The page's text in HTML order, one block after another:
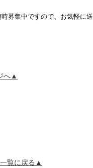
募集中ですので、お気軽に送
へ▲
覧に戻る▲